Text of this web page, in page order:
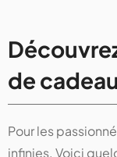
de
Pour les
infinies. Voici